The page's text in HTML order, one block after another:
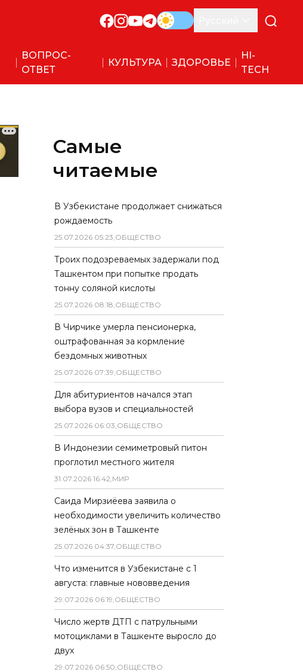
ВОПРОС-
ОТВЕТ
КУЛЬТУРА ЗДОРОВЬЕ
HI-
TECH
Самые
читаемые
В Узбекистане продолжает снижаться
рождаемость
25.07.2026 05:23,ОБЩЕСТВО
Троих подозреваемых задержали под
Ташкентом при попытке продать
тонну соляной кислоты
25.07.2026 08:18,ОБЩЕСТВО
В Чирчике умерла пенсионерка,
оштрафованная за кормление
бездомных животных
25.07.2026 07:39,ОБЩЕСТВО
Для абитуриентов начался этап
выбора вузов и специальностей
25.07.2026 06:03,ОБЩЕСТВО
В Индонезии семиметровый питон
проглотил местного жителя
31.07.2026 16:42,МИР
Саида Мирзиёева заявила о
необходимости увеличить количество
зелёных зон в Ташкенте
25.07.2026 04:37,ОБЩЕСТВО
Что изменится в Узбекистане с 1
августа: главные нововведения
29.07.2026 06:19,ОБЩЕСТВО
Число жертв ДТП с патрульными
мотоциклами в Ташкенте выросло до
двух
29.07.2026 06:50,ОБЩЕСТВО